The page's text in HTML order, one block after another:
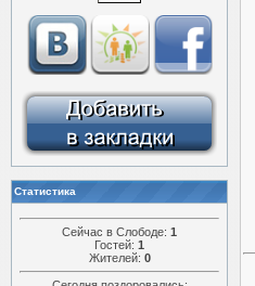
Статистика
Сейчас в Слободе: 1
Гостей: 1
Жителей: 0